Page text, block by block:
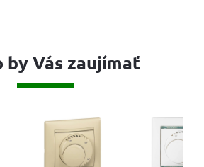
by Vás zaujímať